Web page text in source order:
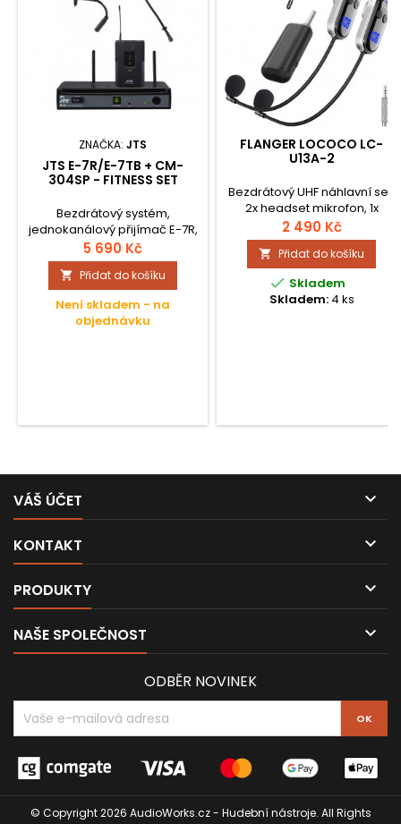
ZNAČKA: JTS
JTS E-7R/E-7TB + CM-
304SP - FITNESS SET
Bezdrátový systém,
jednokanálový přijímač E-7R,
kapesní vysílač E-7TB a
náhlavní mikrofon CM-304SP.
5 690 Kč
 Přidat do košíku
Není skladem - na
objednávku
FLANGER LOCOCO LC-
U13A-2
Bezdrátový UHF náhlavní set,
2x headset mikrofon, 1x
přijímač.
2 490 Kč
 Přidat do košíku
 Skladem
Skladem: 4 ks
VÁŠ ÚČET 
KONTAKT 
PRODUKTY 
NAŠE SPOLEČNOST 
ODBĚR NOVINEK
© Copyright 2026 AudioWorks.cz - Hudební nástroje. All Rights